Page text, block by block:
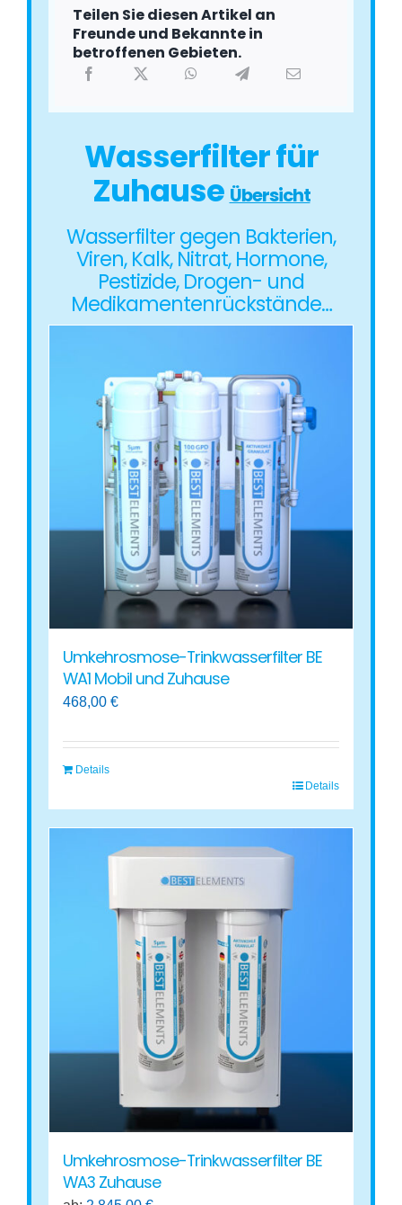
Teilen Sie diesen Artikel an
Freunde und Bekannte in
betroffenen Gebieten.
Wasserfilter für
ZuhauseÜbersicht
Wasserfilter gegen Bakterien,
Viren, Kalk, Nitrat, Hormone,
Pestizide, Drogen- und
Medikamentenrückstände…
Umkehrosmose-Trinkwasserfilter BE
WA1 Mobil und Zuhause
468,00€
Details
Details
Umkehrosmose-Trinkwasserfilter BE
WA3 Zuhause